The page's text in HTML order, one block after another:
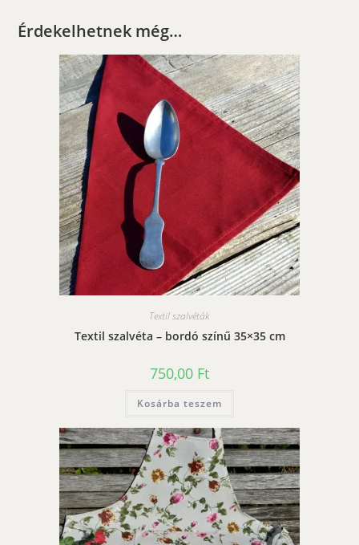
Érdekelhetnek még…
Textil szalvéták
Textil szalvéta – bordó színű 35×35 cm
750,00 Ft
Kosárba teszem